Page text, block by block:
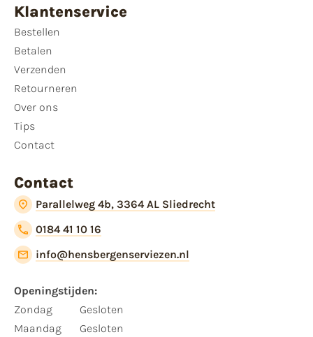
Klantenservice
Bestellen
Betalen
Verzenden
Retourneren
Over ons
Tips
Contact
Contact
Parallelweg 4b, 3364 AL Sliedrecht
0184 41 10 16
info@hensbergenserviezen.nl
Openingstijden:
Zondag
Maandag
Gesloten
Gesloten